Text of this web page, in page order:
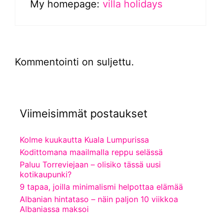
My homepage: villa holidays
Kommentointi on suljettu.
Viimeisimmät postaukset
Kolme kuukautta Kuala Lumpurissa
Kodittomana maailmalla reppu selässä
Paluu Torreviejaan – olisiko tässä uusi
kotikaupunki?
9 tapaa, joilla minimalismi helpottaa elämää
Albanian hintataso – näin paljon 10 viikkoa
Albaniassa maksoi